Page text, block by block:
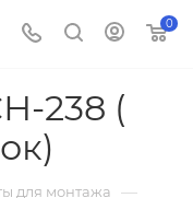
0
238 (
для монтажа —